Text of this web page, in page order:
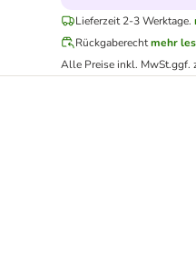
Lieferzeit 2-3 Werktage.
Rückgaberechtmehr
Alle Preise inkl. MwSt.ggf.